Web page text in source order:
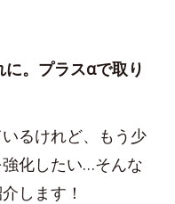
。プラスαで取り
るけれど、もう少
化したい…そんな
します！